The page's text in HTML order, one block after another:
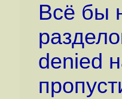
Всё бы
denied